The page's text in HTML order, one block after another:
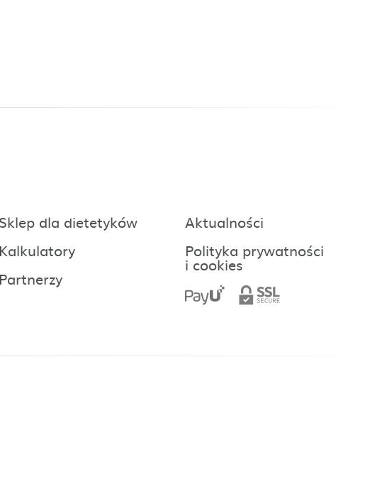
Sklep dla dietetyków
Kalkulatory
Partnerzy
Aktualności
Polityka prywatności
i cookies